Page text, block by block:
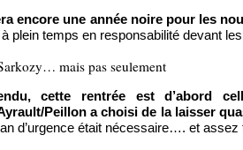
encore une année noire pour les
plein temps en responsabilité devant
mais pas seulement
cette rentrée est d’abord
Peillon a choisi de la laisser
d’urgence était nécessaire…. et